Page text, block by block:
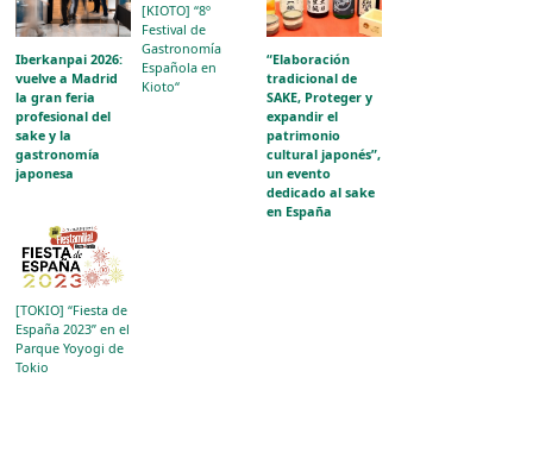
Iberkanpai 2026:
vuelve a Madrid
la gran feria
profesional del
sake y la
gastronomía
japonesa
[KIOTO] “8º
Festival de
Gastronomía
Española en
Kioto“
“Elaboración
tradicional de
SAKE, Proteger y
expandir el
patrimonio
cultural japonés”,
un evento
dedicado al sake
en España
[TOKIO] “Fiesta de
España 2023” en el
Parque Yoyogi de
Tokio